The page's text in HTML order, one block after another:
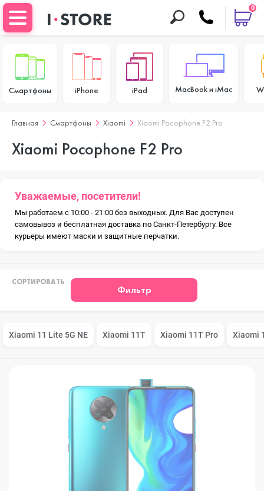
0
Смартфоны iPhone iPad MacBook и iMac
Главная Смартфоны Xiaomi Xiaomi Pocophone F2 Pro
Xiaomi Pocophone F2 Pro
Уважаемые, посетители!
Мы работаем с 10:00 - 21:00 без выходных. Для Вас доступен
самовывоз и бесплатная доставка по Санкт-Петербургу. Все
курьеры имеют маски и защитные перчатки.
Xiaomi 11 Lite 5G NE Xiaomi 11T Xiaomi 11T Pro Xiaomi
СОРТИРОВАТЬ
Фильтр